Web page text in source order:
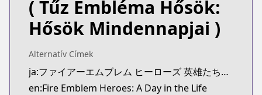
( Tűz Embléma Hősök:
Hősök Mindennapjai )
Alternatív Címek
ja:ファイアーエムブレム ヒーローズ 英雄たちの日常
en:Fire Emblem Heroes: A Day in the Life